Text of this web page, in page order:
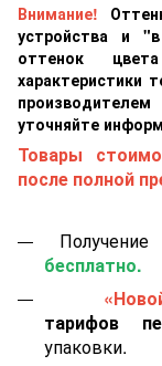
Внимание!
устройства и
оттенок
характеристики
уточняйте
Товары
после полной
бесплатно.
тарифов
упаковки.